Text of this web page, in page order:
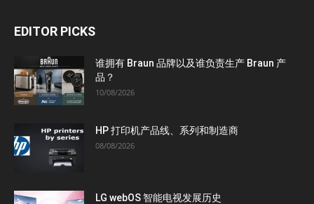
EDITOR PICKS
谁拥有 Braun 品牌以及谁负责生产 Braun 产
品？
10/08/2026
HP 打印机产品线、系列和制造商
08/08/2026
LG webOS 智能电视发展历史